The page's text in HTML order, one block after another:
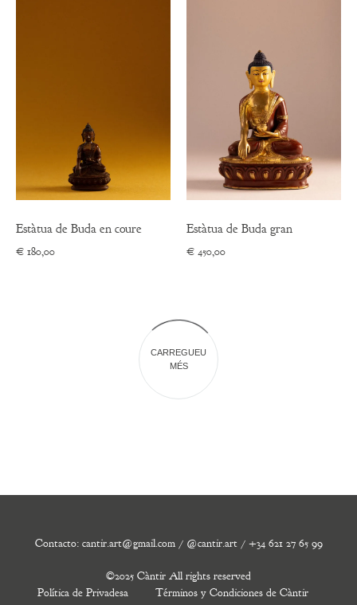
Estàtua de Buda en coure
€ 180,00
Estàtua de Buda gran
€ 450,00
CARREGUEU
MÉS
©2025 Càntir All rights reserved
Política de Privadesa
Términos y Condiciones de Càntir
Contacto: cantir.art@gmail.com / @cantir.art / +34 621 27 65 99